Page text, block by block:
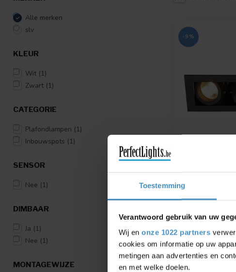
Toestemming
Verantwoord gebruik van uw
Wij en onze 1022 partners
cookies om informatie op uw
metingen aan advertenties en
en met welke doelen.
Alle merken
slv
KLEUR
Wit (1)
Zwart (1)
CATEGORIE
Plafondlampen (1)
Inbouwspots (1)
SENSOR
Nee (1)
DIMBAAR
Ja (1)
Nee (1)
MONTAGEWIJZE
-9%
KADUX 3
Verkrijgbaar in
Alu
€112,28
Vergelijk